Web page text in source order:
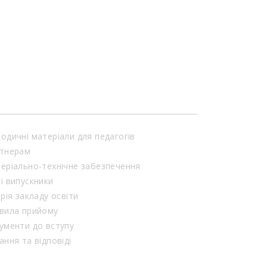
матеріали для педагогів
технічне забезпечення
випускники
закладу освіти
прийому
до вступу
та відповіді